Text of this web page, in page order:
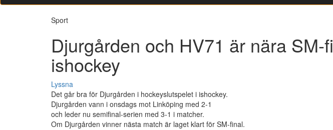
Sport
Djurgården och HV71 är nära SM-
ishockey
Lyssna
Det går bra för Djurgården i hockeyslutspelet i ishockey.
Djurgården vann i onsdags mot Linköping med 2-1
och leder nu semifinal-serien med 3-1 i matcher.
Om Djurgården vinner nästa match är laget klart för SM-final.